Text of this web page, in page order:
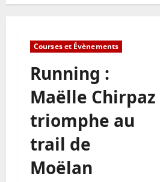
Courses et Évènements
Running :
Maëlle Chirpaz
triomphe au
trail de
Moëlan